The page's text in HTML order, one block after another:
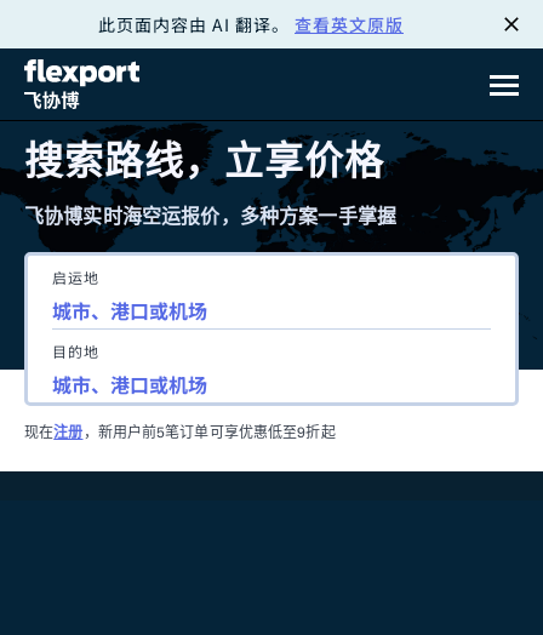
此页面内容由 AI 翻译。 查看英文原版
搜索路线，立享价格
飞协博实时海空运报价，多种方案一手掌握
启运地
目的地
现在注册 ，新用户前5笔订单可享优惠低至9折起